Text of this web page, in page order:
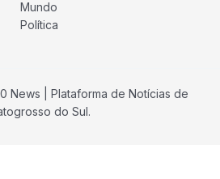
Mundo
Política
News | Plataforma de Notícias de
do Sul.